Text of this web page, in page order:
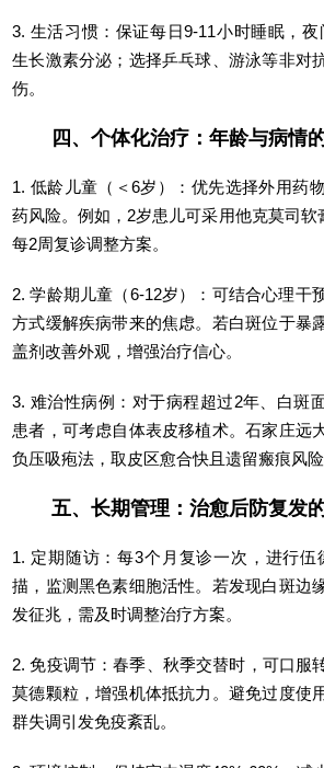
3. 生活习惯：保证每日9-11小时睡眠，
生长激素分泌；选择乒乓球、游泳等非对
伤。
四、个体化治疗：年龄与病情
1. 低龄儿童（＜6岁）：优先选择外用药
药风险。例如，2岁患儿可采用他克莫司软
每2周复诊调整方案。
2. 学龄期儿童（6-12岁）：可结合心理干
方式缓解疾病带来的焦虑。若白斑位于暴
盖剂改善外观，增强治疗信心。
3. 难治性病例：对于病程超过2年、白斑
患者，可考虑自体表皮移植术。石家庄远
负压吸疱法，取皮区愈合快且遗留瘢痕风险
五、长期管理：治愈后防复发
1. 定期随访：每3个月复诊一次，进行伍
描，监测黑色素细胞活性。若发现白斑边
发征兆，需及时调整治疗方案。
2. 免疫调节：春季、秋季交替时，可口服
莫德颗粒，增强机体抵抗力。避免过度使
群失调引发免疫紊乱。